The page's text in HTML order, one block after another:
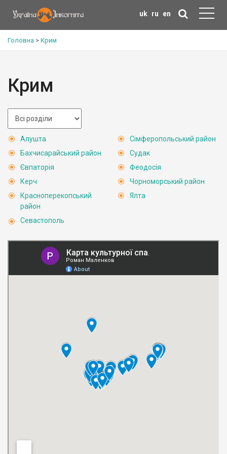
uk ru en
Головна > Крим
Крим
Алушта
Бахчисарайський район
Євпаторія
Керч
Красноперекопський
район
Севастополь
Сімферопольський район
Судак
Феодосія
Чорноморський район
Ялта